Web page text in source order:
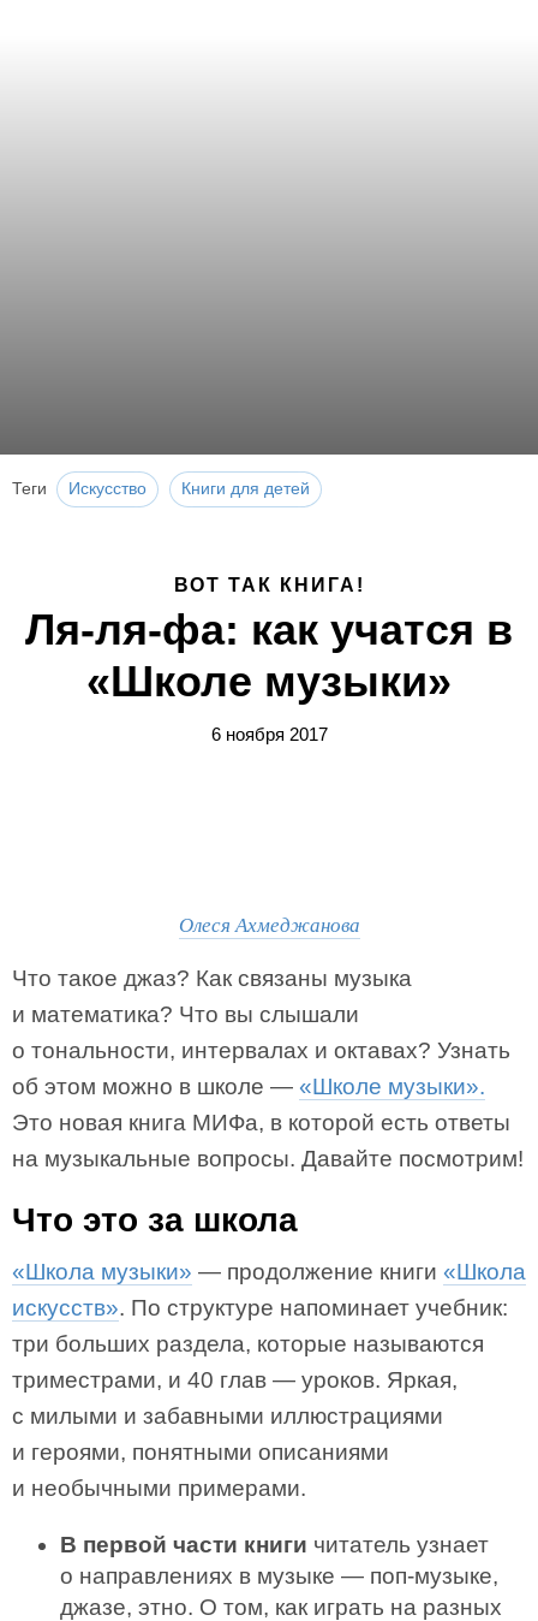
Теги Искусство Книги для детей
ВОТ ТАК КНИГА!
Ля-ля-фа: как учатся в
«Школе музыки»
6 ноября 2017
Олеся Ахмеджанова
Что такое джаз? Как связаны музыка
и математика? Что вы слышали
о тональности, интервалах и октавах? Узнать
об этом можно в школе — «Школе музыки».
Это новая книга МИФа, в которой есть ответы
на музыкальные вопросы. Давайте посмотрим!
Что это за школа
«Школа музыки» — продолжение книги «Школа
искусств». По структуре напоминает учебник:
три больших раздела, которые называются
триместрами, и 40 глав — уроков. Яркая,
с милыми и забавными иллюстрациями
и героями, понятными описаниями
и необычными примерами.
В первой части книги читатель узнает
о направлениях в музыке — поп-музыке,
джазе, этно. О том, как играть на разных